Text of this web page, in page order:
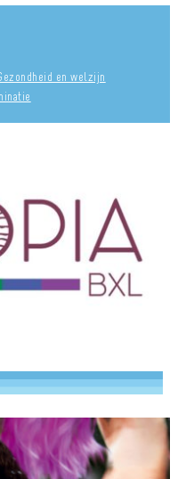
en welzijn